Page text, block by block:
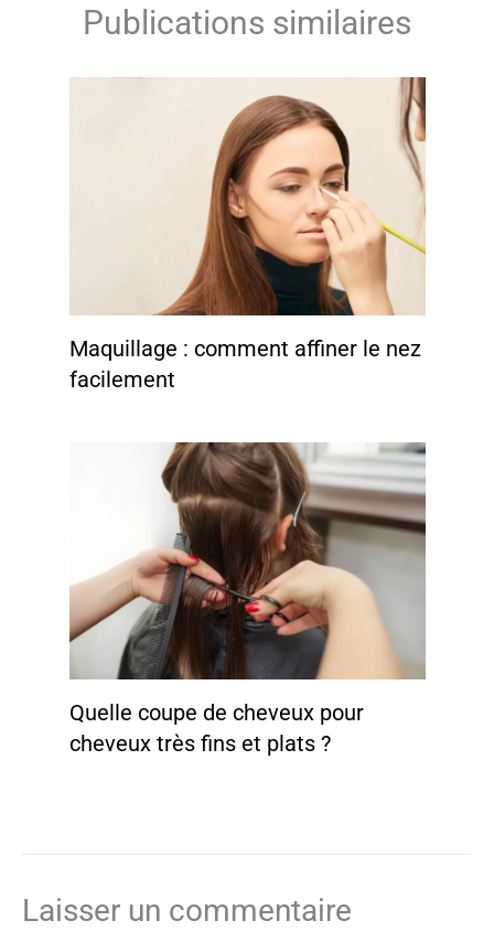
Publications similaires
Maquillage : comment affiner le nez
facilement
Quelle coupe de cheveux pour
cheveux très fins et plats ?
Laisser un commentaire